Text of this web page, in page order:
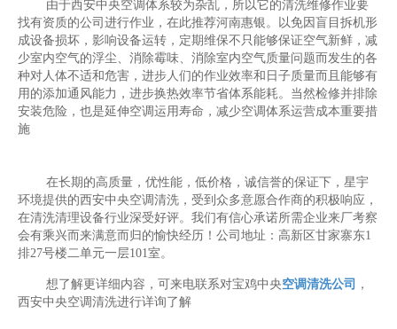
由于西安中央空调体系较为杂乱，所以它的清洗维修作业要
找有资质的公司进行作业，在此推荐河南惠银。以免因盲目拆机形
成设备损坏，影响设备运转，定期维保不只能够保证空气新鲜，减
少室内空气的浮尘、消除霉味、消除室内空气质量问题而发生的各
种对人体不适和危害，进步人们的作业效率和日子质量而且能够有
用的添加通风能力，进步换热效率节省体系能耗。当然检修并排除
安装危险，也是延伸空调运用寿命，减少空调体系运营成本重要措
施
在长期的高质量，优性能，低价格，诚信誉的保证下，星宇
环境提供的西安中央空调清洗，受到众多意愿合作商的积极响应，
在清洗清理设备行业深受好评。我们有信心承诺所需企业来厂考察
会有乘兴而来满意而归的愉快经历！公司地址：高新区甘家寨东1
排27号楼二单元一层101室。
想了解更详细内容，可来电联系对宝鸡中央空调清洗公司
，
西安中央空调清洗进行详询了解